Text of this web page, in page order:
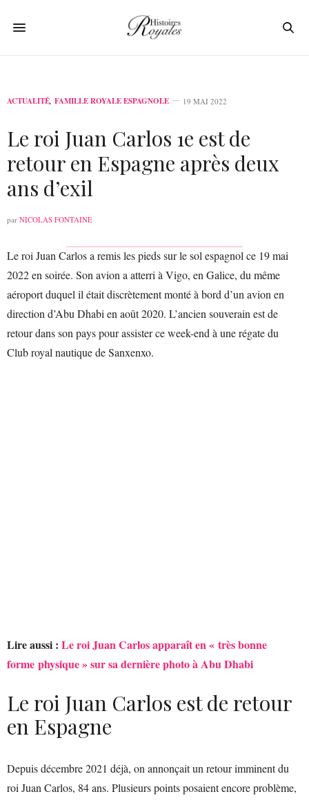
ACTUALITÉ, FAMILLE ROYALE ESPAGNOLE 19 MAI 2022
Le roi Juan Carlos 1e est de
retour en Espagne après deux
ans d’exil
par NICOLAS FONTAINE
Le roi Juan Carlos a remis les pieds sur le sol espagnol ce 19 mai
2022 en soirée. Son avion a atterri à Vigo, en Galice, du même
aéroport duquel il était discrètement monté à bord d’un avion en
direction d’Abu Dhabi en août 2020. L’ancien souverain est de
retour dans son pays pour assister ce week-end à une régate du
Club royal nautique de Sanxenxo.
Lire aussi : Le roi Juan Carlos apparaît en « très bonne
forme physique » sur sa dernière photo à Abu Dhabi
Le roi Juan Carlos est de retour
en Espagne
Depuis décembre 2021 déjà, on annonçait un retour imminent du
roi Juan Carlos, 84 ans. Plusieurs points posaient encore problème,